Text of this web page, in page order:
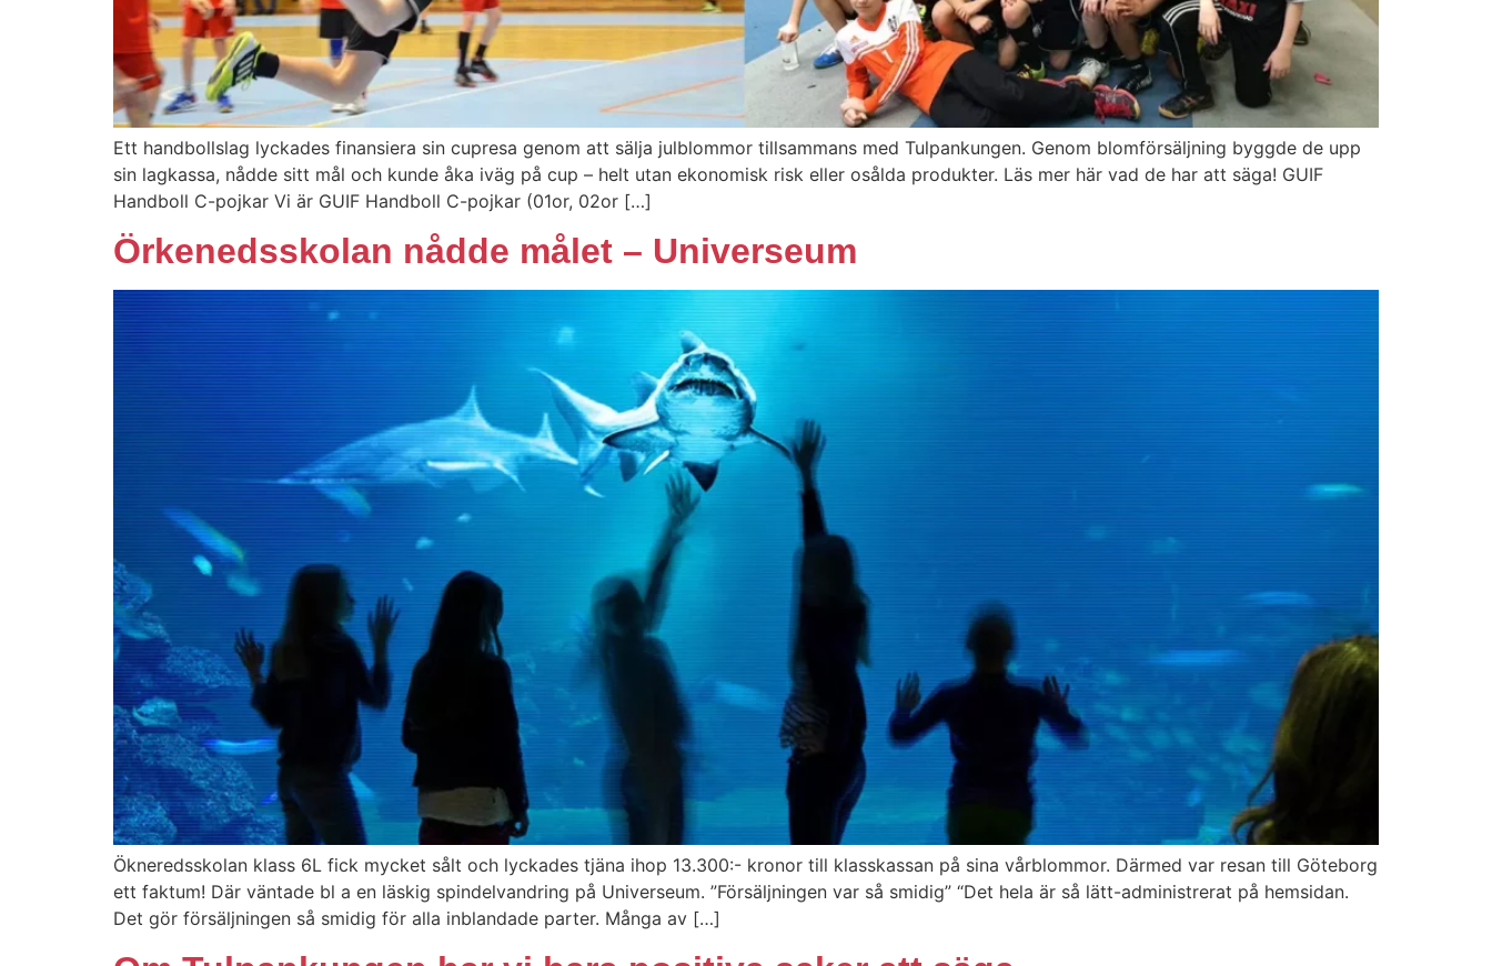
Ett handbollslag lyckades finansiera sin cupresa genom att sälja julblommor tillsammans med Tulpankungen. Genom blomförsäljning byggde de upp
sin lagkassa, nådde sitt mål och kunde åka iväg på cup – helt utan ekonomisk risk eller osålda produkter. Läs mer här vad de har att säga! GUIF
Handboll C-pojkar Vi är GUIF Handboll C-pojkar (01or, 02or […]
Örkenedsskolan nådde målet – Universeum
Ökneredsskolan klass 6L fick mycket sålt och lyckades tjäna ihop 13.300:- kronor till klasskassan på sina vårblommor. Därmed var resan till Göteborg
ett faktum! Där väntade bl a en läskig spindelvandring på Universeum. ”Försäljningen var så smidig” “Det hela är så lätt-administrerat på hemsidan.
Det gör försäljningen så smidig för alla inblandade parter. Många av […]